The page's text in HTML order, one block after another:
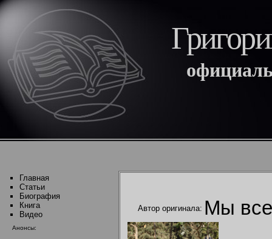
Главная
Статьи
Биография
Книга
Видео
Анонсы:
Автор оригинала: Мы